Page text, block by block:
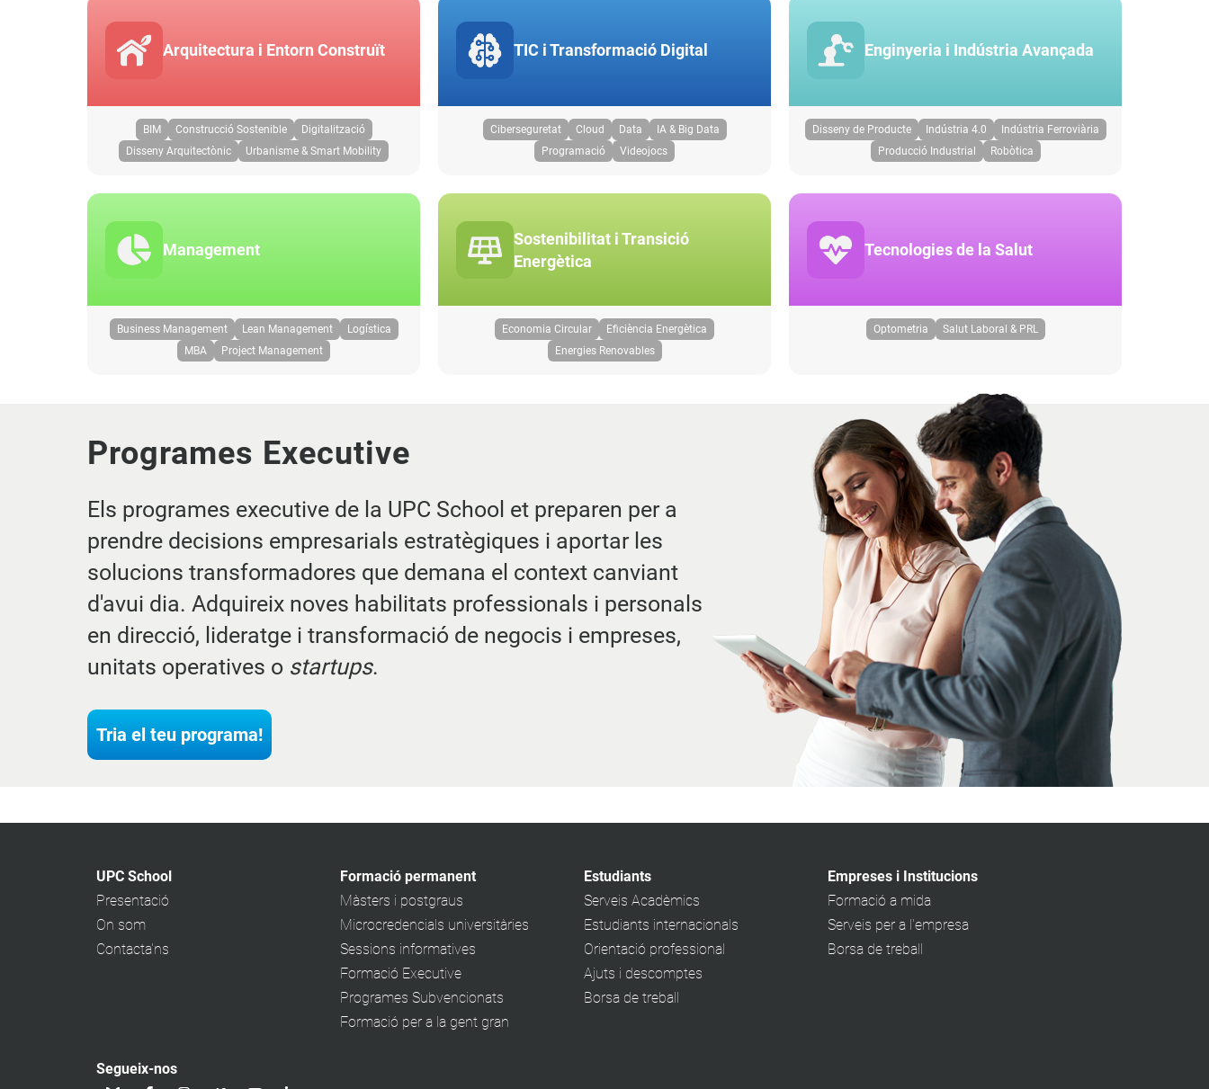
Arquitectura i Entorn Construït
BIM Construcció Sostenible
Digitalització
Disseny Arquitectònic
Urbanisme & Smart Mobility
TIC i Transformació Digital
Ciberseguretat Cloud Data
IA & Big Data
Programació
Videojocs
Enginyeria i Indústria Avançada
Disseny de Producte Indústria 4.0
Indústria Ferroviària
Producció Industrial
Robòtica
Management
Business Management Lean Management
Logística
MBA
Project Management
Sostenibilitat i Transició
Energètica
Economia Circular
Eficiència Energètica
Energies Renovables
Tecnologies de la Salut
Optometria Salut Laboral & PRL
Programes Executive
Els programes executive de la UPC School et preparen per a
prendre decisions empresarials estratègiques i aportar les
solucions transformadores que demana el context canviant
d'avui dia. Adquireix noves habilitats professionals i personals
en direcció, lideratge i transformació de negocis i empreses,
unitats operatives o startups.
Tria el teu programa!
UPC School
Presentació
On som
Contacta'ns
Formació permanent
Màsters i postgraus
Microcredencials universitàries
Sessions informatives
Formació Executive
Programes Subvencionats
Formació per a la gent gran
Estudiants
Serveis Acadèmics
Estudiants internacionals
Orientació professional
Ajuts i descomptes
Borsa de treball
Empreses i Institucions
Formació a mida
Serveis per a l'empresa
Borsa de treball
Segueix-nos